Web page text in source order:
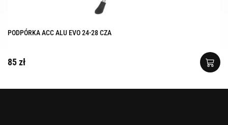
PODPÓRKA ACC ALU EVO 24-28 CZA
85 zł